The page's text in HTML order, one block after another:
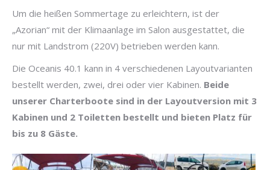
Um die heißen Sommertage zu erleichtern, ist der
„Azorian“ mit der Klimaanlage im Salon ausgestattet, die
nur mit Landstrom (220V) betrieben werden kann.
Die Oceanis 40.1 kann in 4 verschiedenen Layoutvarianten
bestellt werden, zwei, drei oder vier Kabinen. Beide
unserer Charterboote sind in der Layoutversion mit 3
Kabinen und 2 Toiletten bestellt und bieten Platz für
bis zu 8 Gäste.